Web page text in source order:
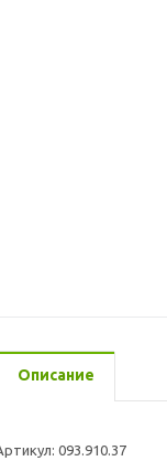
Описание
093.910.37